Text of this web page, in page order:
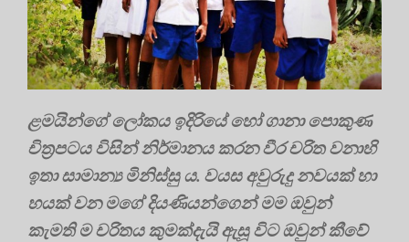
ළමයින්ගේ ලෝකය ඉදිරියේ හෝ ගානා පොකුණ
චිත්‍රපටය විසින් නිර්මානය කරන වීර චරිත වනාහි
ඉතා සාමාන්‍ය මිනිස්සු ය. වයස අවුරුදු නවයක් හා
හයක් වන මගේ දියණියන්ගෙන් මම ඔවුන්
කැමති ම චරිතය කුමක්දැයි ඇසූ විට ඔවුන් කීවේ